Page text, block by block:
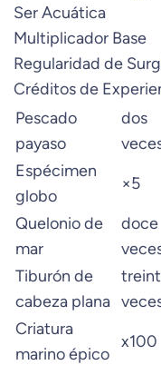
Ser Acuática
Multiplicador Base
Regularidad de
Créditos de
Pescado
payaso
dos
Espécimen
globo
×5
Quelonio de
mar
doce
Tiburón de
cabeza plana
Criatura
marino épico
x100